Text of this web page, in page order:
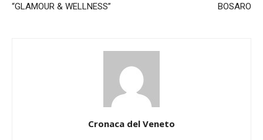
“GLAMOUR & WELLNESS”
BOSARO
Cronaca del Veneto